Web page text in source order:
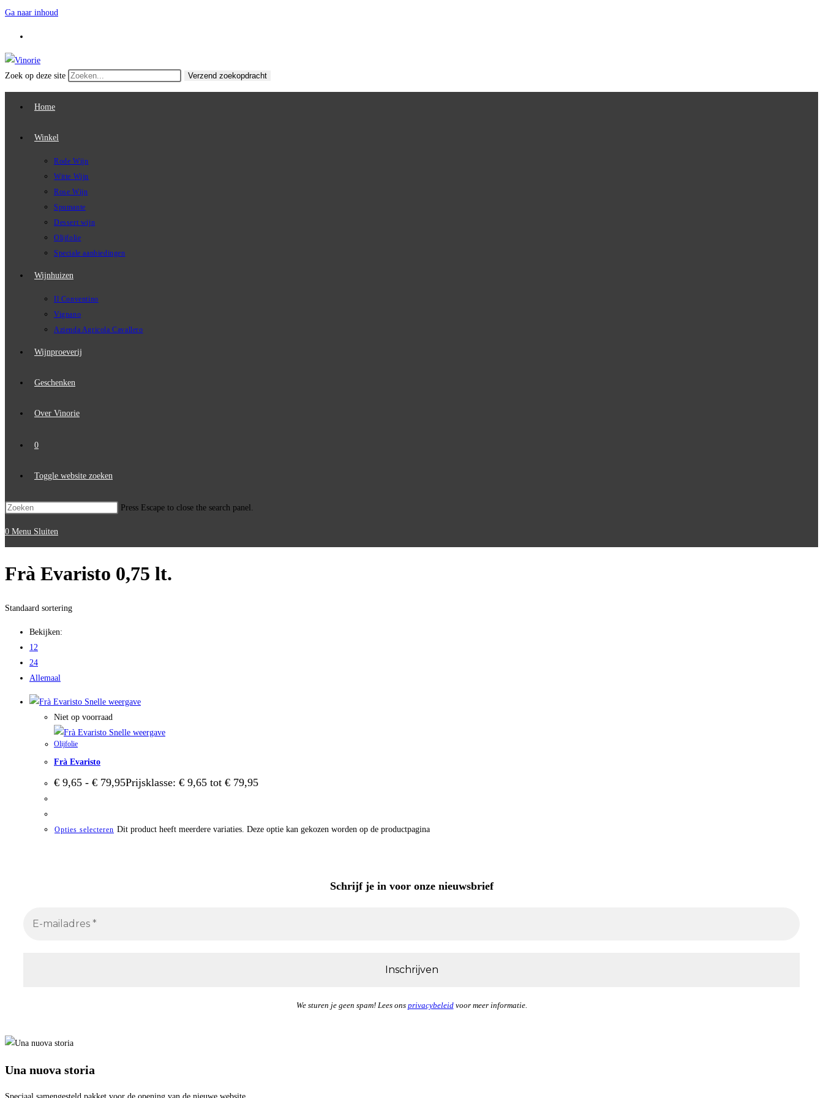
Ga naar inhoud
Zoek op deze site Verzend zoekopdracht
Home
Winkel
Rode Wijn
Witte Wijn
Rose Wijn
Spumante
Dessert wijn
Olijfolie
Speciale aanbiedingen
Wijnhuizen
Il Conventino
Vignano
Azienda Agricola Cavallero
Wijnproeverij
Geschenken
Over Vinorie
0
Toggle website zoeken
Press Escape to close the search panel.
0 Menu Sluiten
Frà Evaristo 0,75 lt.
Standaard sortering
Bekijken:
12
24
Allemaal
Snelle weergave
Niet op voorraad
Snelle weergave
Olijfolie
Frà Evaristo
€ 9,65 - € 79,95Prijsklasse: € 9,65 tot € 79,95
Opties selecteren Dit product heeft meerdere variaties. Deze optie kan gekozen worden op de productpagina
Schrijf je in voor onze nieuwsbrief
We sturen je geen spam! Lees ons privacybeleidvoor meer informatie.
Una nuova storia